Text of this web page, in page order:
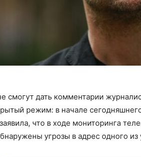
смогут дать комментарии
режим: в начале
что в ходе мониторинга
угрозы в адрес одного из